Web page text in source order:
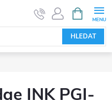
HLEDAT
NÁKUPNÍ
KOŠÍK
INK PGI-